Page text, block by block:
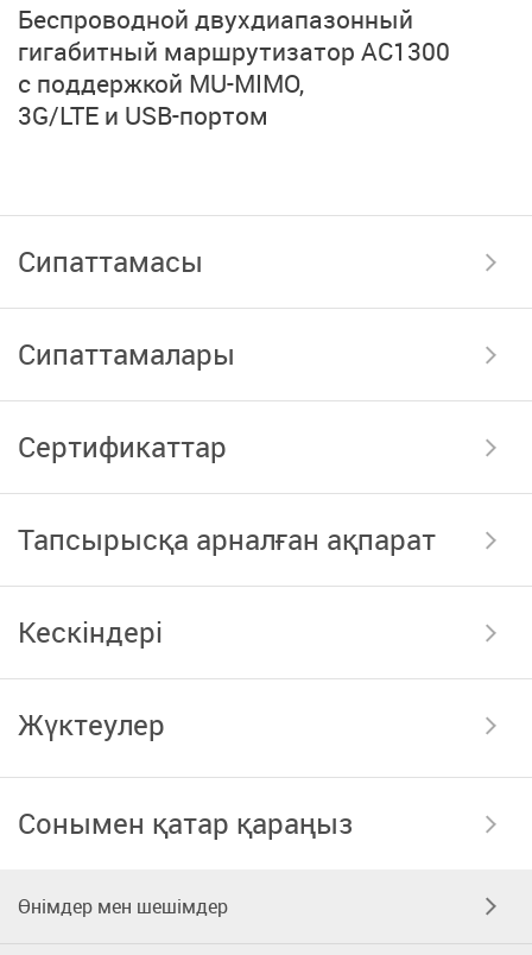
Беспроводной двухдиапазонный
гигабитный маршрутизатор AC1300
с поддержкой MU-MIMO,
3G/LTE и USB-портом
Сипаттамасы
Сипаттамалары
Сертификаттар
Тапсырысқа арналған ақпарат
Кескіндері
Жүктеулер
Сонымен қатар қараңыз
Өнімдер мен шешімдер